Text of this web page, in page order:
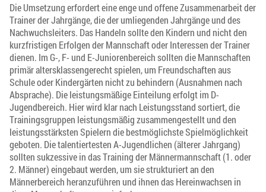
Die Umsetzung erfordert eine enge und offene Zusammenarbeit der
Trainer der Jahrgänge, die der umliegenden Jahrgänge und des
Nachwuchsleiters. Das Handeln sollte den Kindern und nicht den
kurzfristigen Erfolgen der Mannschaft oder Interessen der Trainer
dienen. Im G-, F- und E-Juniorenbereich sollten die Mannschaften
primär altersklassengerecht spielen, um Freundschaften aus
Schule oder Kindergärten nicht zu behindern (Ausnahmen nach
Absprache). Die leistungsmäßige Einteilung erfolgt im D-
Jugendbereich. Hier wird klar nach Leistungsstand sortiert, die
Trainingsgruppen leistungsmäßig zusammengestellt und den
leistungsstärksten Spielern die bestmöglichste Spielmöglichkeit
geboten. Die talentiertesten A-Jugendlichen (älterer Jahrgang)
sollten sukzessive in das Training der Männermannschaft (1. oder
2. Männer) eingebaut werden, um sie strukturiert an den
Männerbereich heranzuführen und ihnen das Hereinwachsen in